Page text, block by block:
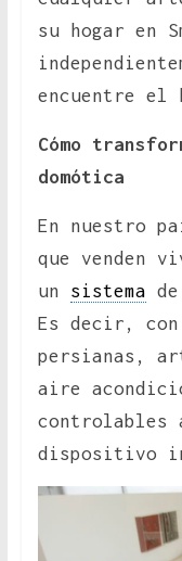
su hogar en
encuentre el
Cómo
domótica
En nuestro
que venden
un sistema
Es decir,
persianas,
aire
controlables
dispositivo